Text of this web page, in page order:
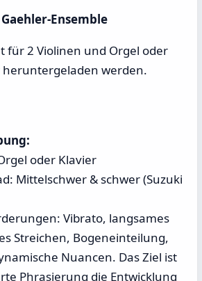
Ensemble
für 2 Violinen und Orgel oder
werden.
oder Klavier
Mittelschwer & schwer (Suzuki
Vibrato, langsames
Streichen, Bogeneinteilung,
Nuancen. Das Ziel ist
Phrasierung die Entwicklung